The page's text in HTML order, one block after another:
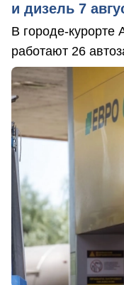
и дизель 7
В городе-курорте
работают 26